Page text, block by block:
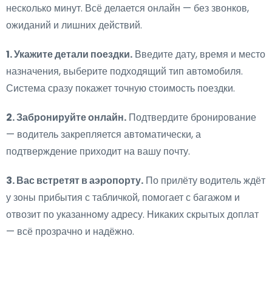
несколько минут. Всё делается онлайн — без звонков,
ожиданий и лишних действий.
1. Укажите детали поездки. Введите дату, время и место
назначения, выберите подходящий тип автомобиля.
Система сразу покажет точную стоимость поездки.
2. Забронируйте онлайн. Подтвердите бронирование
— водитель закрепляется автоматически, а
подтверждение приходит на вашу почту.
3. Вас встретят в аэропорту. По прилёту водитель ждёт
у зоны прибытия с табличкой, помогает с багажом и
отвозит по указанному адресу. Никаких скрытых доплат
— всё прозрачно и надёжно.